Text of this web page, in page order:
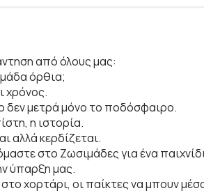
από όλους μας:
όρθια;
χρόνος.
δεν μετρά μόνο το ποδόσφαιρο.
η ιστορία.
αλλά κερδίζεται.
στο Ζωσιμάδες για ένα
ύπαρξη μας.
χορτάρι, οι παίκτες να μπουν